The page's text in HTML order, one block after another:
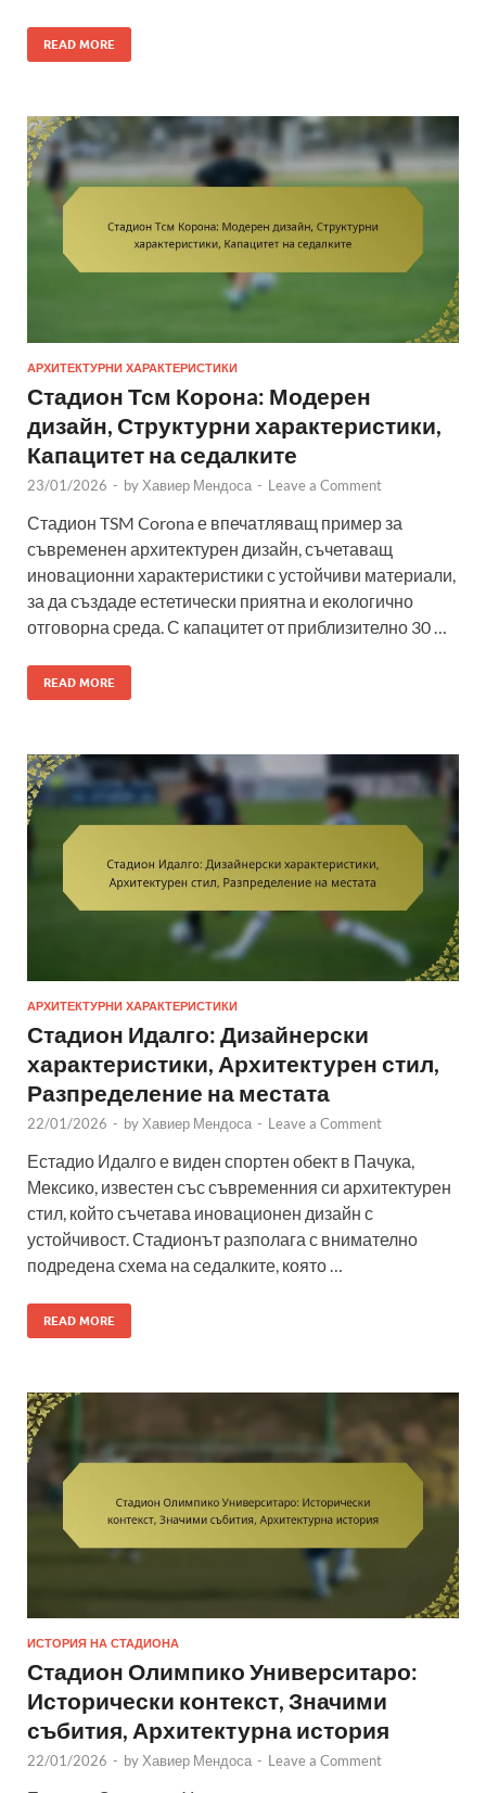
READ MORE
АРХИТЕКТУРНИ ХАРАКТЕРИСТИКИ
Стадион Тсм Коронa: Модерен
дизайн, Структурни характеристики,
Капацитет на седалките
23/01/2026 - by Хавиер Мендоса - Leave a Comment
Стадион TSM Corona е впечатляващ пример за
съвременен архитектурен дизайн, съчетаващ
иновационни характеристики с устойчиви материали,
за да създаде естетически приятна и екологично
отговорна среда. С капацитет от приблизително 30 …
READ MORE
АРХИТЕКТУРНИ ХАРАКТЕРИСТИКИ
Стадион Идалго: Дизайнерски
характеристики, Архитектурен стил,
Разпределение на местата
22/01/2026 - by Хавиер Мендоса - Leave a Comment
Естадио Идалго е виден спортен обект в Пачука,
Мексико, известен със съвременния си архитектурен
стил, който съчетава иновационен дизайн с
устойчивост. Стадионът разполага с внимателно
подредена схема на седалките, която …
READ MORE
ИСТОРИЯ НА СТАДИОНА
Стадион Олимпико Университаро:
Исторически контекст, Значими
събития, Архитектурна история
22/01/2026 - byХавиер Мендоса - Leave a Comment